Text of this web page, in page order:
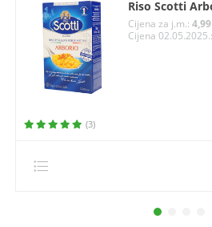
Riso Scotti
Cijena za j.m.:
Cijena
(3)